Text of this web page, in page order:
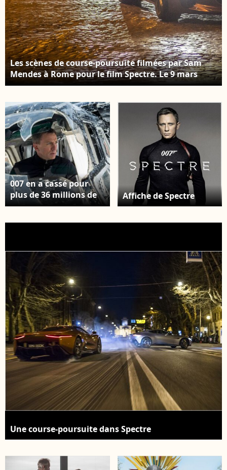
Les scènes de course-poursuite filmées par Sam
Mendes à Rome pour le film Spectre. Le 9 mars
2015.
007 en a cassé pour
plus de 36 millions de
dollars de voitures
Affiche de Spectre
Une course-poursuite dans Spectre